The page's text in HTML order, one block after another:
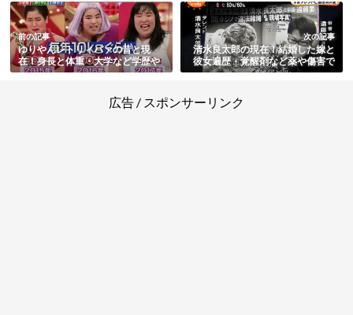
前の記事
ゆりやんレトリィバァの昔と現
在！身長と体重・大学など学歴や
英語力まとめ
次の記事
清水良太郎の現在！結婚した嫁と
彼女遍歴・覚醒剤など薬や傷害で
の逮捕まとめ
広告 / スポンサーリンク